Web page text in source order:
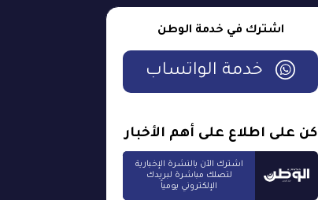
اشترك في خدمة الوطن
خدمة الواتساب
كن على اطلاع على أهم الأخبار
اشترك الآن بالنشرة الإخبارية
لتصلك مباشرة لبريدك
الإلكتروني يومياً